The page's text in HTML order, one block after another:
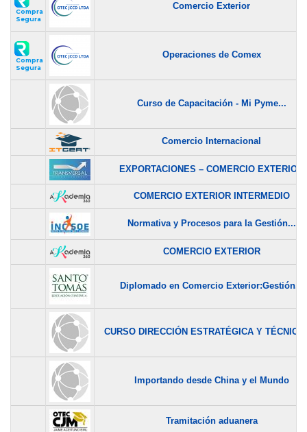
Compra
Segura
Comercio Exterior
Compra
Segura
Operaciones de Comex
Curso de Capacitación - Mi Pyme...
Comercio Internacional
EXPORTACIONES – COMERCIO EXTERIOR
COMERCIO EXTERIOR INTERMEDIO
Normativa y Procesos para la Gestión...
COMERCIO EXTERIOR
Diplomado en Comercio Exterior:Gestión...
CURSO DIRECCIÓN ESTRATÉGICA Y
Importando desde China y el Mundo
Tramitación aduanera